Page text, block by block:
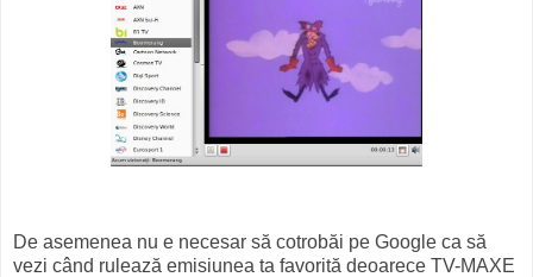
De asemenea nu e necesar să cotrobăi pe Google ca să
vezi când rulează emisiunea ta favorită deoarece TV-MAXE